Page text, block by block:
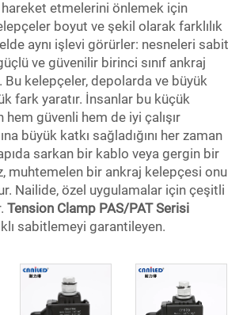
hareket etmelerini önlemek için
boyut ve şekil olarak farklılık
aynı işlevi görürler: nesneleri sabit
ve güvenilir birinci sınıf ankraj
Bu kelepçeler, depolarda ve büyük
fark yaratır. İnsanlar bu küçük
güvenli hem de iyi çalışır
büyük katkı sağladığını her zaman
sarkan bir kablo veya gergin bir
muhtemelen bir ankraj kelepçesi onu
Nailide, özel uygulamalar için çeşitli
Tension Clamp PAS/PAT Serisi
sabitlemeyi garantileyen.